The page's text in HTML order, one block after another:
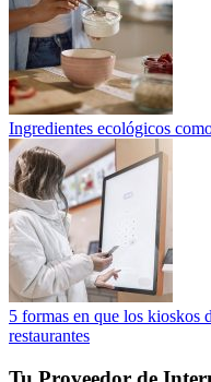
Ingredientes ecológicos
5 formas en que los kioskos
restaurantes